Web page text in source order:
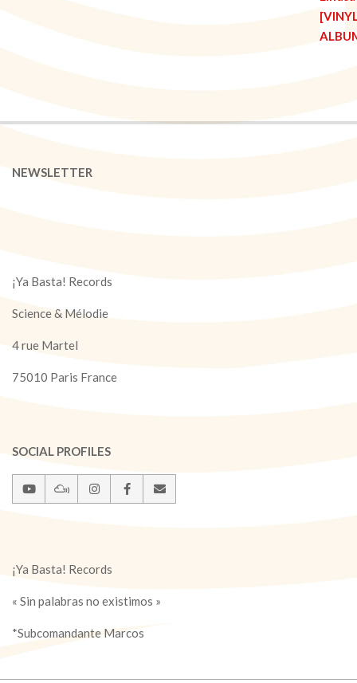
NEWSLETTER
¡Ya Basta! Records
Science & Mélodie
4 rue Martel
75010 Paris France
SOCIAL PROFILES
¡Ya Basta! Records
« Sin palabras no existimos »
*Subcomandante Marcos